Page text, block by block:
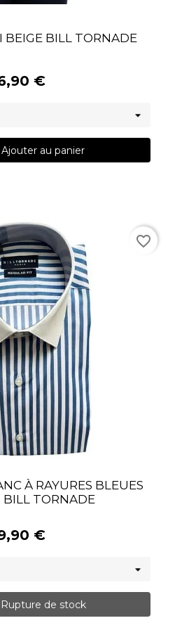
BEIGE BILL TORNADE
€
Ajouter au panier
À RAYURES BLEUES
BILL TORNADE
€
Rupture de stock
favorite_border